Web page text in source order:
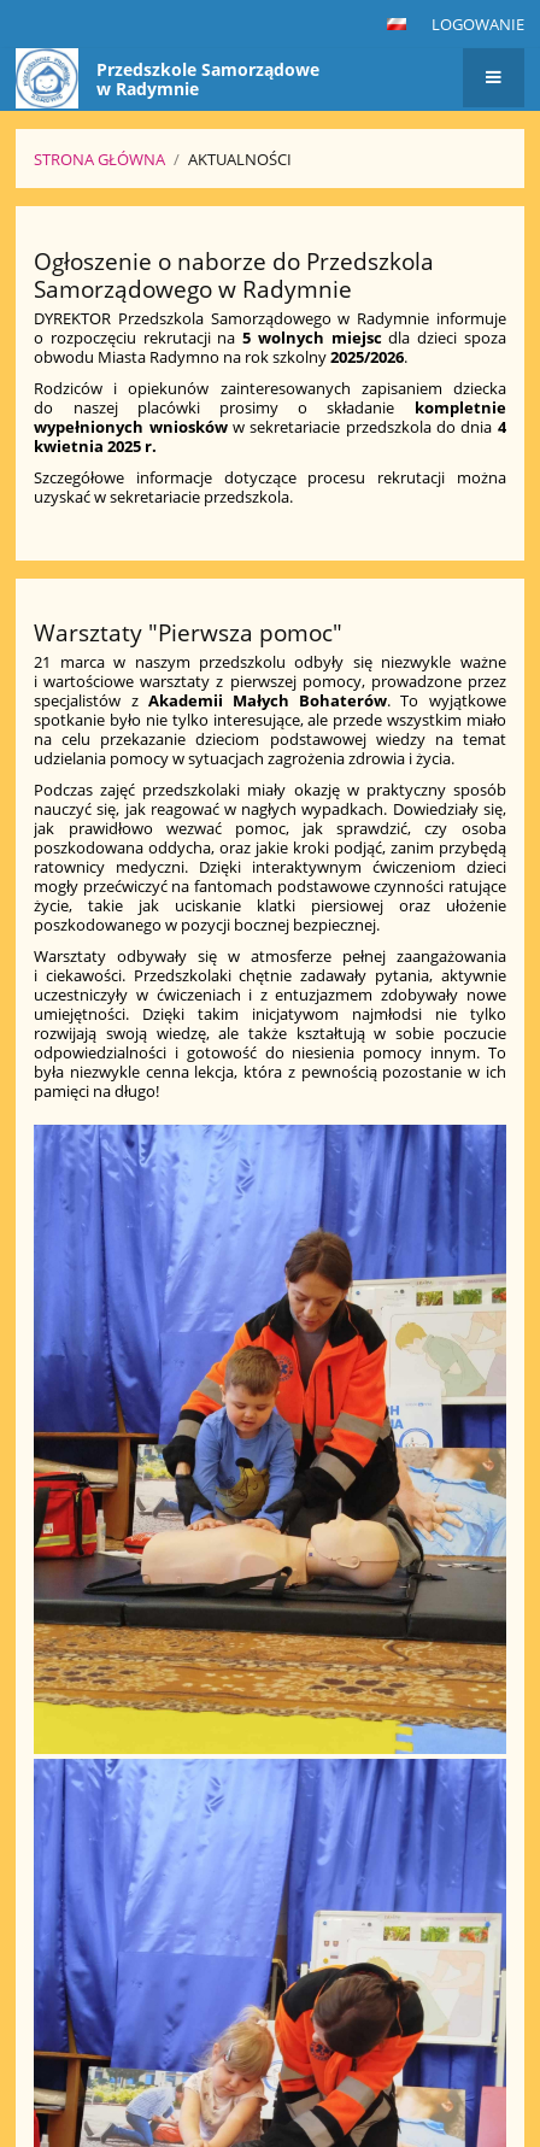
LOGOWANIE
Przedszkole Samorządowe
w Radymnie
STRONA GŁÓWNA / AKTUALNOŚCI
Ogłoszenie o naborze do Przedszkola
Samorządowego w Radymnie
DYREKTOR Przedszkola Samorządowego w Radymnie informuje
o rozpoczęciu rekrutacji na5 wolnych miejscdla dzieci spoza
obwodu Miasta Radymno na rok szkolny2025/2026.
Rodziców i opiekunów zainteresowanych zapisaniem dziecka
do naszej placówki prosimy o składanie kompletnie
wypełnionych wnioskóww sekretariacie przedszkola do dnia 4
kwietnia 2025 r.
Szczegółowe informacje dotyczące procesu rekrutacji można
uzyskać w sekretariacie przedszkola.
Warsztaty "Pierwsza pomoc"
21 marca w naszym przedszkolu odbyły się niezwykle ważne
i wartościowe warsztaty z pierwszej pomocy, prowadzone przez
specjalistów z Akademii Małych Bohaterów. To wyjątkowe
spotkanie było nie tylko interesujące, ale przede wszystkim miało
na celu przekazanie dzieciom podstawowej wiedzy na temat
udzielania pomocy w sytuacjach zagrożenia zdrowia i życia.
Podczas zajęć przedszkolaki miały okazję w praktyczny sposób
nauczyć się, jak reagować w nagłych wypadkach. Dowiedziały się,
jak prawidłowo wezwać pomoc, jak sprawdzić, czy osoba
poszkodowana oddycha, oraz jakie kroki podjąć, zanim przybędą
ratownicy medyczni. Dzięki interaktywnym ćwiczeniom dzieci
mogły przećwiczyć na fantomach podstawowe czynności ratujące
życie, takie jak uciskanie klatki piersiowej oraz ułożenie
poszkodowanego w pozycji bocznej bezpiecznej.
Warsztaty odbywały się w atmosferze pełnej zaangażowania
i ciekawości. Przedszkolaki chętnie zadawały pytania, aktywnie
uczestniczyły w ćwiczeniach i z entuzjazmem zdobywały nowe
umiejętności. Dzięki takim inicjatywom najmłodsi nie tylko
rozwijają swoją wiedzę, ale także kształtują w sobie poczucie
odpowiedzialności i gotowość do niesienia pomocy innym. To
była niezwykle cenna lekcja, która z pewnością pozostanie w ich
pamięci na długo!